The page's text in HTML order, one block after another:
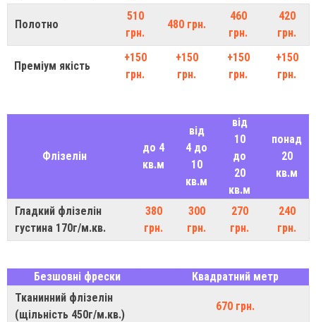
Полотно
510
грн.
480 грн.
460
грн.
420
грн.
Преміум якість
+150
грн.
+150
грн.
+150
грн.
+150
грн.
Флізелін
до 4
кв.м
від
4 до
10
кв.м
від
10
до
20
кв.м
понад
20
кв.м
Гладкий флізелін
густина 170г/м.кв.
380
грн.
300
грн.
270
грн.
240
грн.
Безшовні фрески
Квадратний метр
Тканинний флізелін
(щільність 450г/м.кв.)
670 грн.